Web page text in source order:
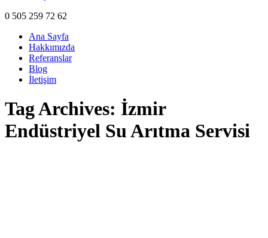
0 505 259 72 62
Ana Sayfa
Hakkımızda
Referanslar
Blog
İletişim
Tag Archives: İzmir
Endüstriyel Su Arıtma Servisi